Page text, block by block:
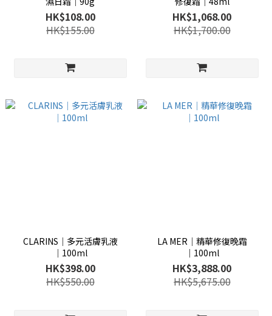
HK$108.00
HK$155.00
HK$1,068.00
HK$1,700.00
CLARINS│多元活膚乳液
│100ml
HK$398.00
HK$550.00
LA MER│精華修復晚霜
│100ml
HK$3,888.00
HK$5,675.00